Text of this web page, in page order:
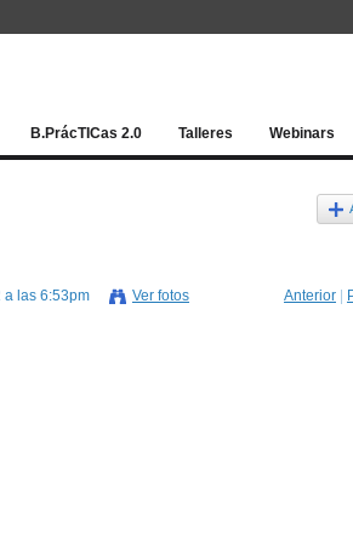
B.PrácTICas 2.0 Talleres Webinars
a las 6:53pm Ver fotos Anterior